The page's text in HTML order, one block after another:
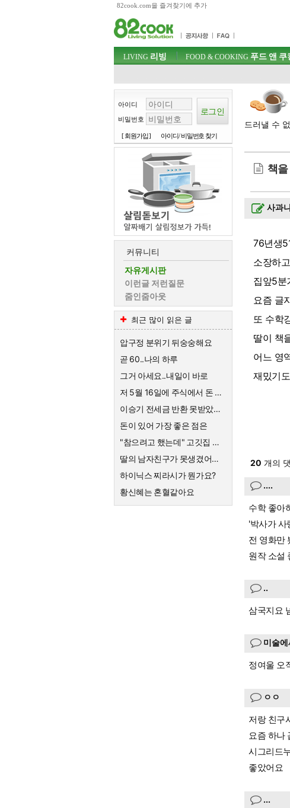
82cook.com을 즐겨찾기에 추가
주메뉴 바로가기
컨텐츠 바로가기
검색 바로가기
로그인 바로가기
주메뉴
LIVING 리빙 FOOD & COOKING 푸드 앤 쿠
아이디
비밀번호
[ 회원가입 ] 아이디/ 비밀번호 찾기
커뮤니티
자유게시판
이런글 저런질문
줌인줌아웃
최근 많이 읽은 글
압구정 분위기 뒤숭숭해요
곧 60..나의 하루
그거 아세요..내일이 바로
저 5월 16일에 주식에서 돈 90% 뺐다고 글 올렸어요
이승기 전세금 반환 못받았네요
돈이 있어 가장 좋은 점은
"참으려고 했는데" 고깃집 사장님 결국 CCTV 공개한 이유
딸의 남자친구가 못생겼어요 ㅡㆍㅡ
하이닉스 찌라시가 뭔가요?
황신혜는 혼혈같아요
드러낼 수
책을
사과
76년생
소장하
집앞5분
요즘 글
또 수학
딸이 책
어느 영
재밌기
20 개의
....
수학 좋아
'박사가 사
전 영화만
원작 소설
..
삼국지요
미술에
정여울 오
ㅇㅇ
저랑 친구
요즘 하나
시그리드
좋았어요
...